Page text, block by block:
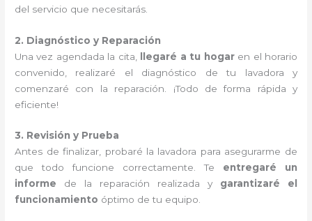
del servicio que necesitarás.
2. Diagnóstico y Reparación
Una vez agendada la cita, llegaré a tu hogaren el horario
convenido, realizaré el diagnóstico de tu lavadora y
comenzaré con la reparación. ¡Todo de forma rápida y
eficiente!
3. Revisión y Prueba
Antes de finalizar, probaré la lavadora para asegurarme de
que todo funcione correctamente. Te entregaré un
informe de la reparación realizada y garantizaré el
funcionamiento óptimo de tu equipo.